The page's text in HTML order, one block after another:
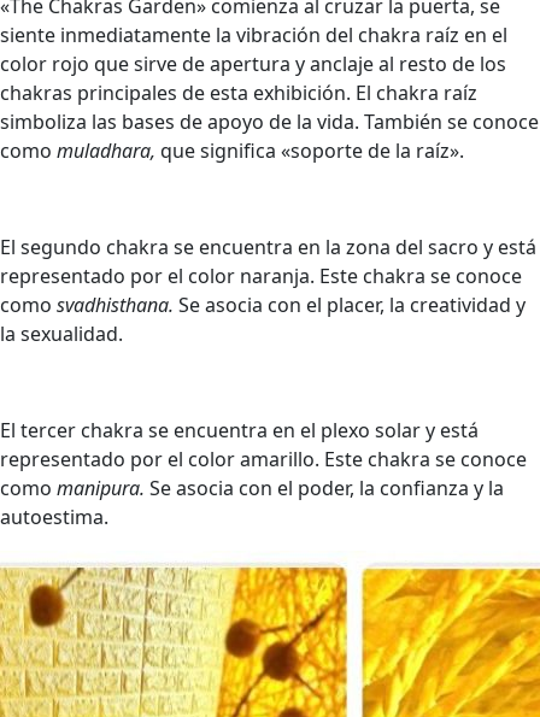
«The Chakras Garden» comienza al cruzar la puerta, se
siente inmediatamente la vibración del chakra raíz en el
color rojo que sirve de apertura y anclaje al resto de los
chakras principales de esta exhibición. El chakra raíz
simboliza las bases de apoyo de la vida. También se conoce
como muladhara, que significa «soporte de la raíz».
El segundo chakra se encuentra en la zona del sacro y está
representado por el color naranja. Este chakra se conoce
como svadhisthana. Se asocia con el placer, la creatividad y
la sexualidad.
El tercer chakra se encuentra en el plexo solar y está
representado por el color amarillo. Este chakra se conoce
como manipura. Se asocia con el poder, la confianza y la
autoestima.